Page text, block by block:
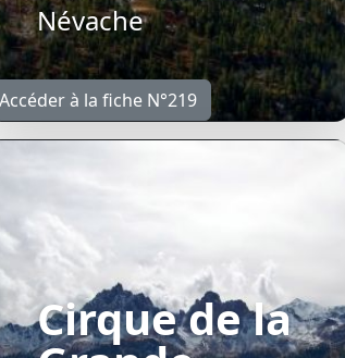
Névache
Accéder à la fiche N°219
Cirque de la